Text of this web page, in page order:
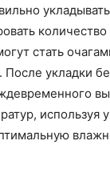
стать
После укладки
используя